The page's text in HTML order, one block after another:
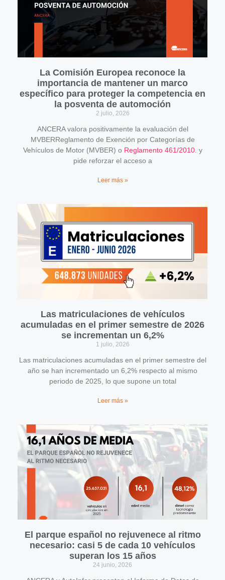
La Comisión Europea reconoce la
importancia de mantener un marco
específico para proteger la competencia en
la posventa de automoción
2 julio, 2026
ANCERA valora positivamente la evaluación del
MVBERReglamento de Exención por Categorías de
Vehículos de Motor (MVBER) o Reglamento 461/2010. y
pide reforzar el acceso a
Leer más »
Las matriculaciones de vehículos
acumuladas en el primer semestre de 2026
se incrementan un 6,2%
1 julio, 2026
Las matriculaciones acumuladas en el primer semestre del
año se han incrementado un 6,2% respecto al mismo
periodo de 2025, lo que supone un total
Leer más »
El parque español no rejuvenece al ritmo
necesario: casi 5 de cada 10 vehículos
superan los 15 años
24 junio, 2026